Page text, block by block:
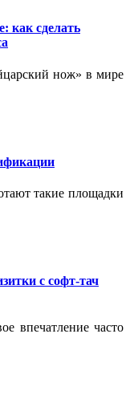
как сделать
нож» в мире
такие площадки
с софт-тач
впечатление часто